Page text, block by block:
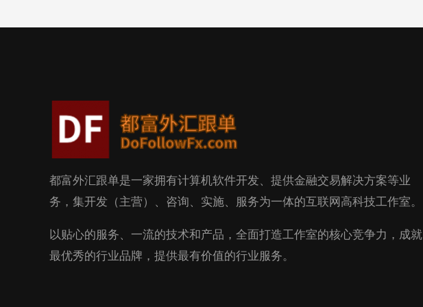
都富外汇跟单是一家拥有计算机软件开发、提供金融交易解决方案等业
务，集开发（主营）、咨询、实施、服务为一体的互联网高科技工作室。
以贴心的服务、一流的技术和产品，全面打造工作室的核心竞争力，成就
最优秀的行业品牌，提供最有价值的行业服务。